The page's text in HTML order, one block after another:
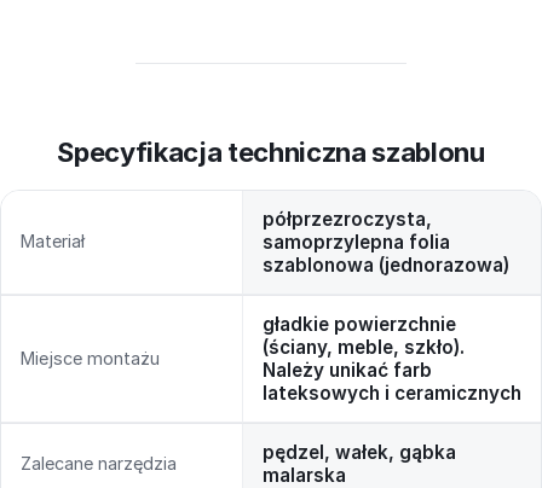
Specyfikacja techniczna szablonu
Materiał
półprzezroczysta,
samoprzylepna folia
szablonowa (jednorazowa)
Miejsce montażu
gładkie powierzchnie
(ściany, meble, szkło).
Należy unikać farb
lateksowych i ceramicznych
Zalecane narzędzia
pędzel, wałek, gąbka
malarska